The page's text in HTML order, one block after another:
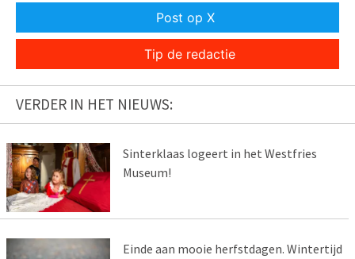
Post op X
Tip de redactie
VERDER IN HET NIEUWS:
Sinterklaas logeert in het Westfries
Museum!
Einde aan mooie herfstdagen. Wintertijd